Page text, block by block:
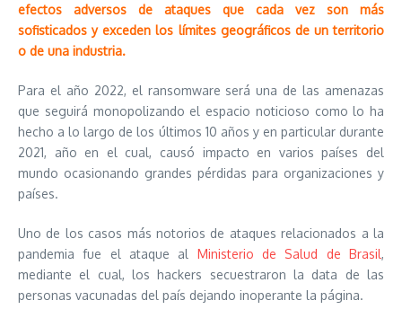
efectos adversos de ataques que cada vez son más
sofisticados y exceden los límites geográficos de un territorio
o de una industria.
Para el año 2022, el ransomware será una de las amenazas
que seguirá monopolizando el espacio noticioso como lo ha
hecho a lo largo de los últimos 10 años y en particular durante
2021, año en el cual, causó impacto en varios países del
mundo ocasionando grandes pérdidas para organizaciones y
países.
Uno de los casos más notorios de ataques relacionados a la
pandemia fue el ataque al Ministerio de Salud de Brasil,
mediante el cual, los hackers secuestraron la data de las
personas vacunadas del país dejando inoperante la página.